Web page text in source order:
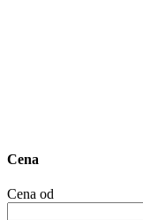
Cena
Cena od